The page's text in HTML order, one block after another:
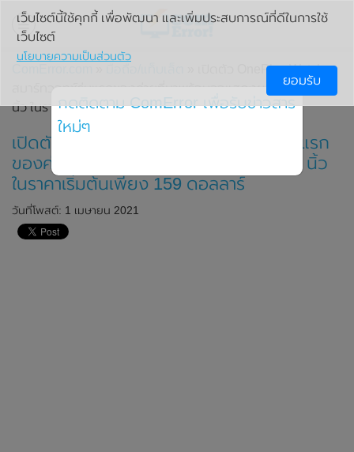
» เปิดตัว OnePlus Watch
สมาร์ทวอทช์รุ่นแรกของค่ายที่มาพร้อมจอแสดงผล ขนาด 1.4
นิ้ว ในราคาเริ่มต้นเพียง 159 ดอลลาร์
เปิดตัว OnePlus Watch สมาร์ทวอทช์รุ่นแรก
ของค่ายที่มาพร้อมจอแสดงผล ขนาด 1.4 นิ้ว
ในราคาเริ่มต้นเพียง 159 ดอลลาร์
วันที่โพสต์: 1 เมษายน 2021
เว็บไซต์นี้ใช้คุกกี้ เพื่อพัฒนา และเพิ่มประสบการณ์ที่ดีในการใช้
เว็บไซต์
นโยบายความเป็นส่วนตัว
ยอมรับ
กดติดตาม ComError เพื่อรับข่าวสาร
ใหม่ๆ